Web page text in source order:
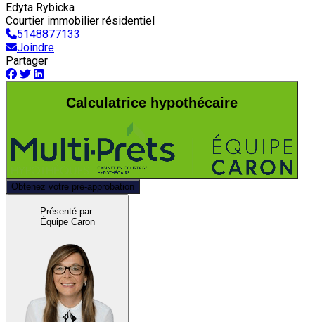
Edyta Rybicka
Courtier immobilier résidentiel
5148877133
Joindre
Partager
Calculatrice hypothécaire
Obtenez votre pré-approbation
Présenté par
Équipe Caron